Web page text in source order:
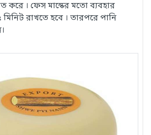
করে । ফেস মাস্কের মতো ব্যবহার
রাখতে হবে । তারপরে পানি